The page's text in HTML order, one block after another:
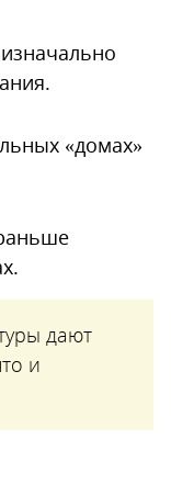
«домах»
дают
и